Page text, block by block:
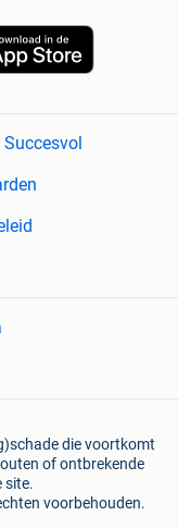
die voortkomt
of ontbrekende
site.
voorbehouden.